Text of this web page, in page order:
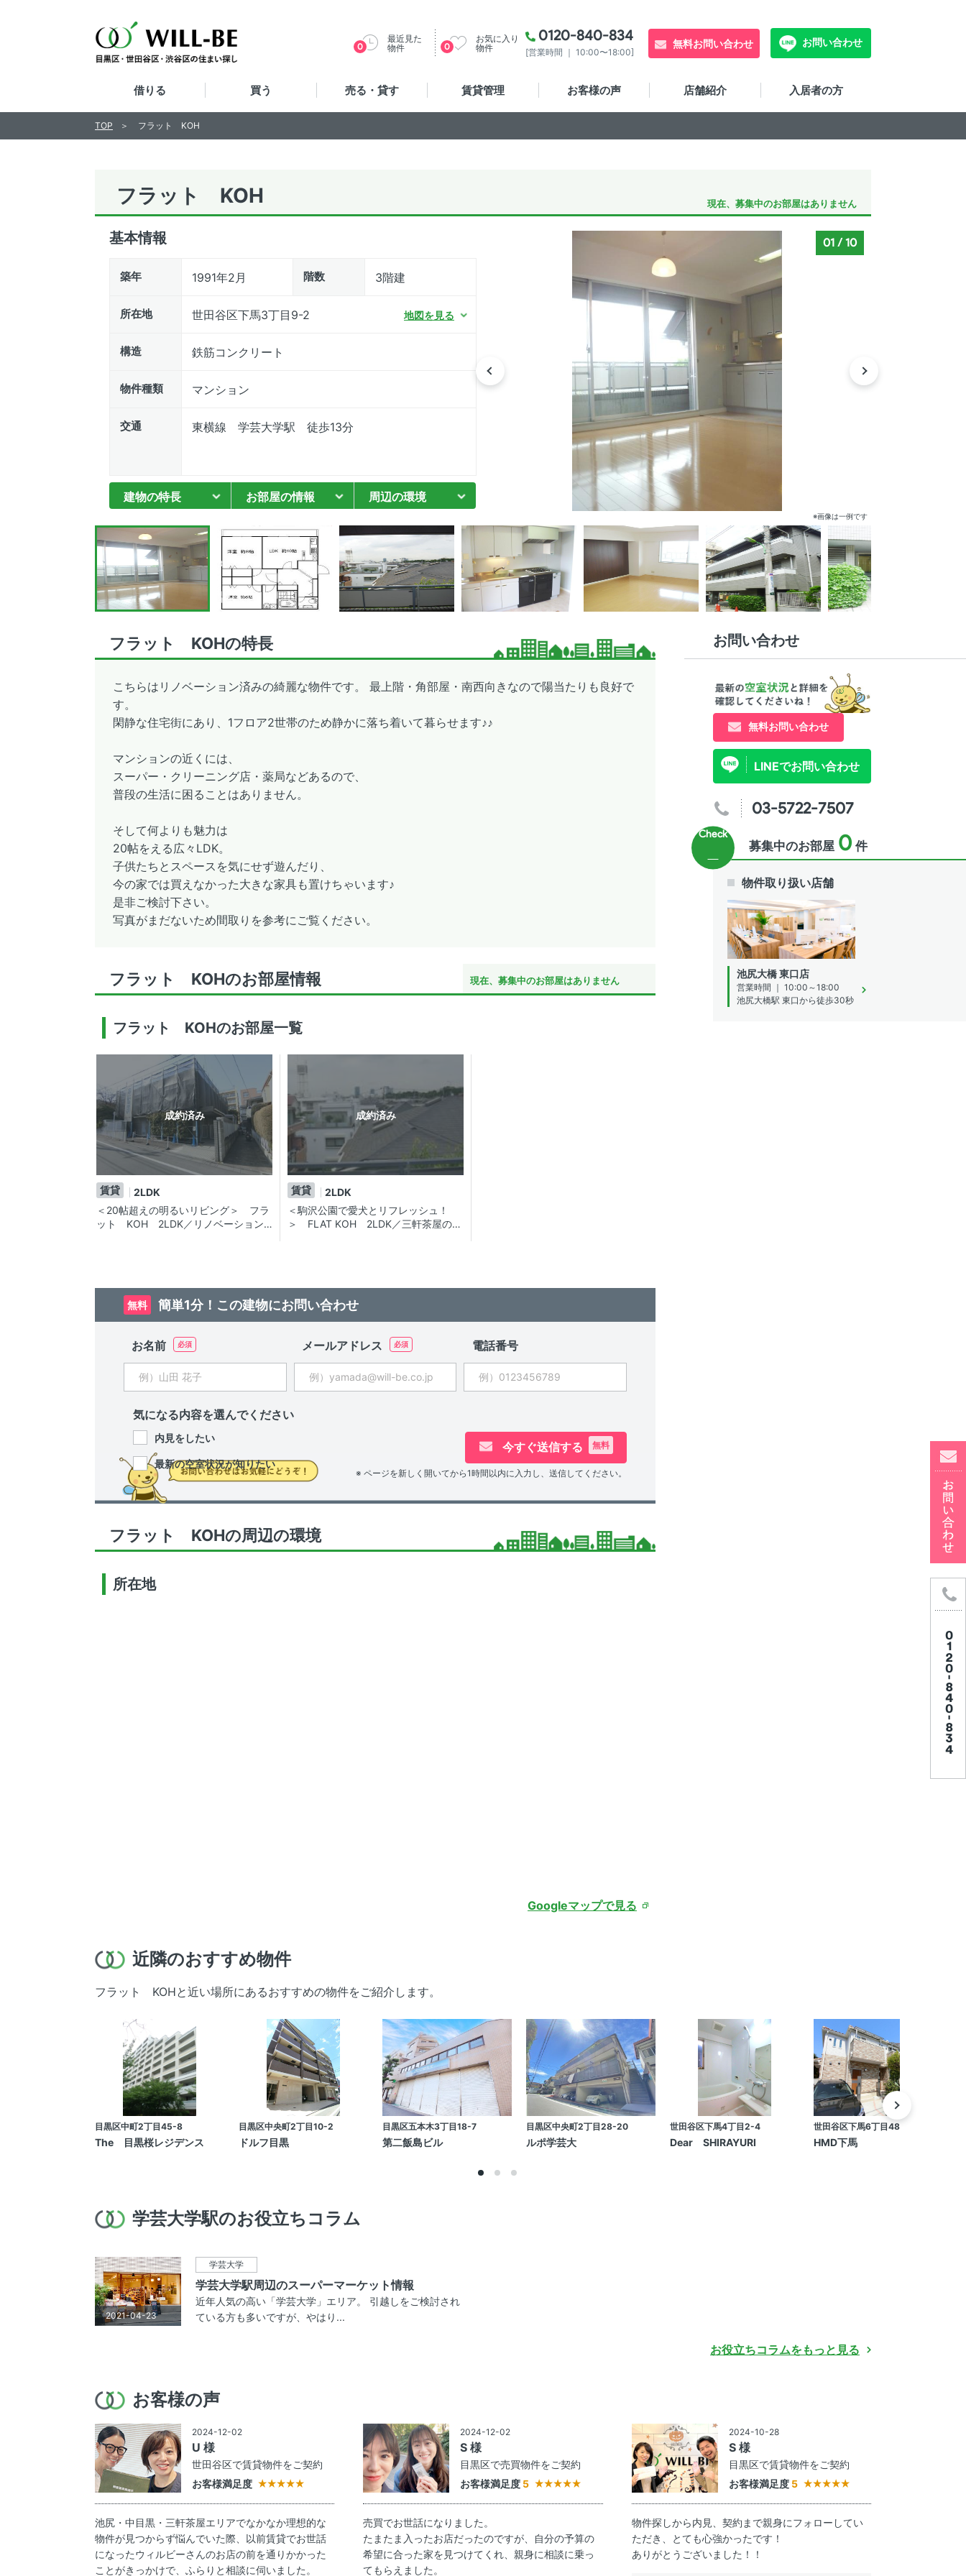
0120-840-834
[営業時間 ｜ 10:00〜18:00]
無料お問い合わせ お問い合わせ
最近見た
物件
0
お気に入り
物件
0
借りる 買う 売る・貸す 賃貸管理 お客様の声 店舗紹介 入居者の方
フラット KOH 現在、募集中のお部屋はありません
基本情報
築年 1991年2月 階数 3階建
所在地 世田谷区下馬3丁目9-2 地図を見る
構造 鉄筋コンクリート
物件種類 マンション
交通 東横線 学芸大学駅 徒歩13分
建物の特長 お部屋の情報 周辺の環境
01 /10
※画像は一例です
フラット KOHの特長
こちらはリノベーション済みの綺麗な物件です。 最上階・角部屋・南西向きなので陽当たりも良好で
す。
閑静な住宅街にあり、1フロア2世帯のため静かに落ち着いて暮らせます♪♪
マンションの近くには、
スーパー・クリーニング店・薬局などあるので、
普段の生活に困ることはありません。
そして何よりも魅力は
20帖をえる広々LDK。
子供たちとスペースを気にせず遊んだり、
今の家では買えなかった大きな家具も置けちゃいます♪
是非ご検討下さい。
写真がまだないため間取りを参考にご覧ください。
フラット KOHのお部屋情報 現在、募集中のお部屋はありません
フラット KOHのお部屋一覧
成約済み
賃貸
2LDK
＜20帖超えの明るいリビング＞ フラ
ット KOH 2LDK／リノベーション
成約済み
賃貸
2LDK
＜駒沢公園で愛犬とリフレッシュ！
＞ FLAT KOH 2LDK／三軒茶屋の高
無料 簡単1分！この建物にお問い合わせ
お名前 メールアドレス 電話番号
気になる内容を選んでください
内見をしたい
最新の空室状況が知りたい
今すぐ送信する 無料
※ ページを新しく開いてから1時間以内に入力し、送信してください。
フラット KOHの周辺の環境
所在地
Googleマップで見る
お問い合わせ
無料お問い合わせ
LINEでお問い合わせ
03-5722-7507
募集中のお部屋 0 件
物件取り扱い店舗
池尻大橋 東口店
営業時間 ｜ 10:00～18:00
池尻大橋駅 東口から徒歩30秒
近隣のおすすめ物件
フラット KOHと近い場所にあるおすすめの物件をご紹介します。
目黒区中町2丁目45-8
The 目黒桜レジデンス
目黒区中央町2丁目10-2
ドルフ目黒
目黒区五本木3丁目18-7
第二飯島ビル
目黒区中央町2丁目28-20
ルポ学芸大
世田谷区下馬4丁目2-4
Dear SHIRAYURI
世田谷区下馬6丁目48-1
HMD下馬
学芸大学駅のお役立ちコラム
2021-04-23
学芸大学
学芸大学駅周辺のスーパーマーケット情報
近年人気の高い「学芸大学」エリア。 引越しをご検討され
ている方も多いですが、やはり...
お役立ちコラムをもっと見る
お客様の声
2024-12-02
U 様
世田谷区で賃貸物件をご契約
お客様満足度
池尻・中目黒・三軒茶屋エリアでなかなか理想的な
物件が見つからず悩んでいた際、以前賃貸でお世話
になったウィルビーさんのお店の前を通りかかった
ことがきっかけで、ふらりと相談に伺いました。
2024-12-02
S 様
目黒区で売買物件をご契約
お客様満足度 5
売買でお世話になりました。
たまたま入ったお店だったのですが、自分の予算の
希望に合った家を見つけてくれ、親身に相談に乗っ
てもらえました。
2024-10-28
S 様
目黒区で賃貸物件をご契約
お客様満足度 5
物件探しから内見、契約まで親身にフォローしてい
ただき、とても心強かったです！
ありがとうございました！！
TOP フラット KOH